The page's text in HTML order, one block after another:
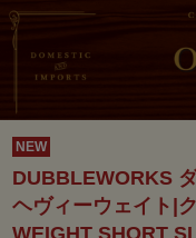
NEW
DUBBLEWORKS
ヘヴィーウェイト|
WEIGHT SHORT